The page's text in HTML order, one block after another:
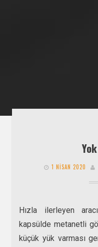
1 NISAN 2020
Hızla ilerleyen
kapsülde metanetli
küçük yük varması